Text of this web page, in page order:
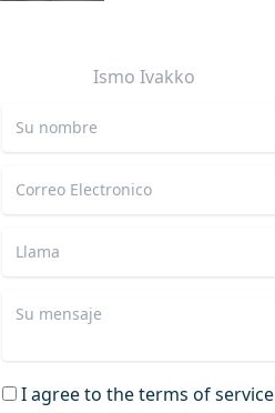
Ismo Ivakko
I agree to the terms of service